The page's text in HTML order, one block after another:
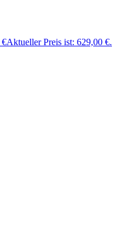
€Aktueller Preis ist: 629,00 €.